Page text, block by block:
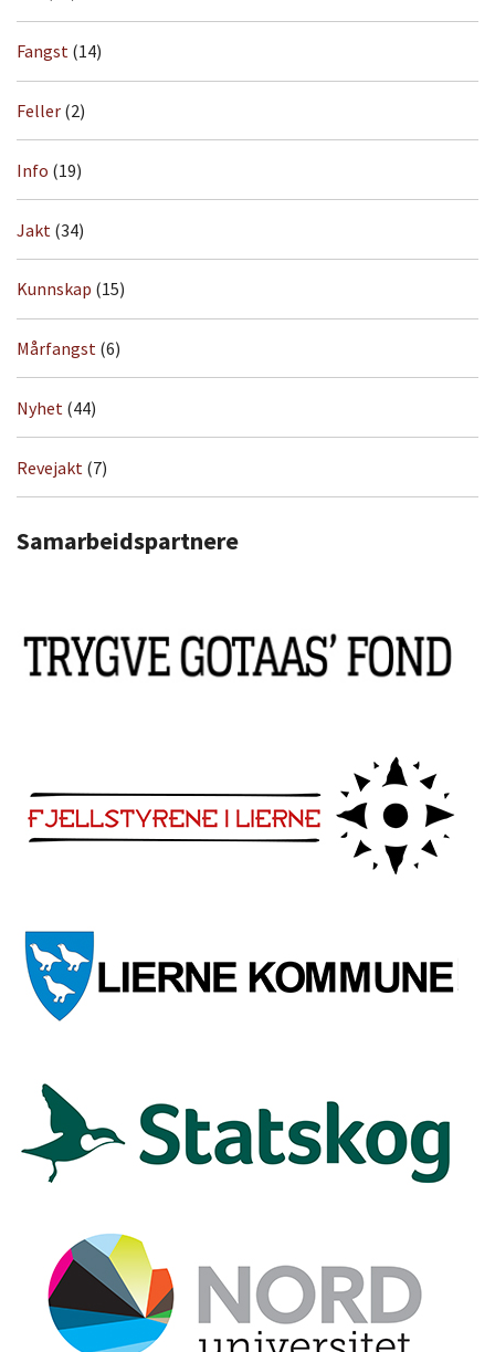
Fangst (14)
Feller (2)
Info (19)
Jakt (34)
Kunnskap (15)
Mårfangst (6)
Nyhet (44)
Revejakt (7)
Samarbeidspartnere